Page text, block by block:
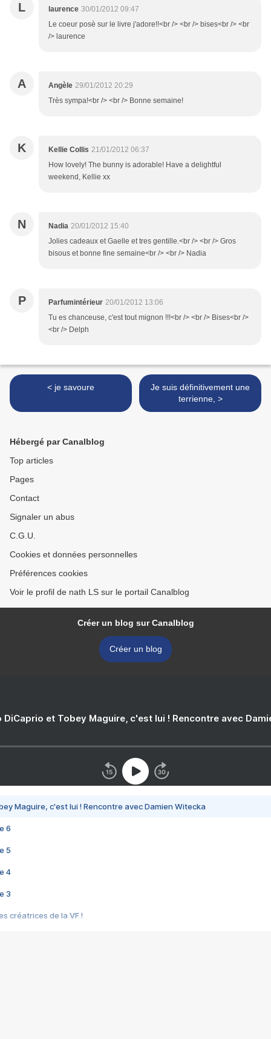
L laurence 30/01/2012 09:47
Le coeur posè sur le livre j'adore!!<br /> <br /> bises<br /> <br
/> laurence
A Angèle 29/01/2012 20:29
Très sympa!<br /> <br /> Bonne semaine!
K Kellie Collis 21/01/2012 06:37
How lovely! The bunny is adorable! Have a delightful
weekend, Kellie xx
N Nadia 20/01/2012 15:40
Jolies cadeaux et Gaelle et tres gentille.<br /> <br /> Gros
bisous et bonne fine semaine<br /> <br /> Nadia
P Parfumintérieur 20/01/2012 13:06
Tu es chanceuse, c'est tout mignon !!!<br /> <br /> Bises<br />
<br /> Delph
< je savoure
Je suis définitivement une
terrienne, >
Hébergé par Canalblog
Top articles
Pages
Contact
Signaler un abus
C.G.U.
Cookies et données personnelles
Préférences cookies
Voir le profil de nath LS sur le portail Canalblog
Créer un blog sur Canalblog
Créer un blog
DiCaprio et Tobey Maguire, c'est lui ! Rencontre avec
Maguire, c'est lui ! Rencontre avec Damien Witecka
6
5
4
3
créatrices de la VF !